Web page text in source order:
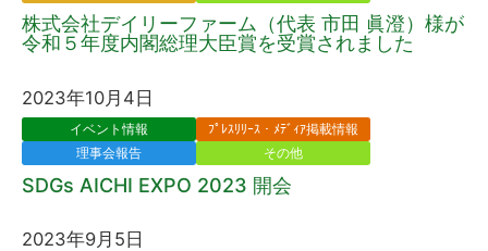
株式会社デイリーファーム（代表 市田 眞澄）様が
令和５年度内閣総理大臣賞を受賞されました
2023年10月4日
イベント情報
ﾌﾟﾚｽﾘﾘｰｽ・ﾒﾃﾞｨｱ掲載情報
理事会報告
その他
SDGs AICHI EXPO 2023 開会
2023年9月5日